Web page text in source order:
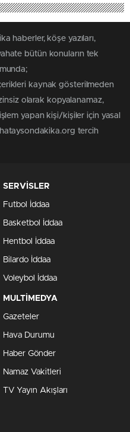
haberler, köşe yazıları,
bütün konuların tek
kaynak gösterilmeden
olarak kopyalanamaz,
yapan kişi/kişiler için yasal
hataysondakika.org tercih
SERVİSLER
Futbol İddaa
Basketbol İddaa
Hentbol İddaa
Bilardo İddaa
Voleybol İddaa
MULTİMEDYA
Gazeteler
Hava Durumu
Haber Gönder
Namaz Vakitleri
TV Yayın Akışları